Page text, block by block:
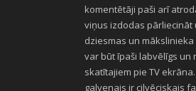
komentētāji paši arī
viņus izdodas pārliecināt
dziesmas un
var būt īpaši labvēlīgs un
skatītajiem pie TV
galvenais ir cilvēciskais